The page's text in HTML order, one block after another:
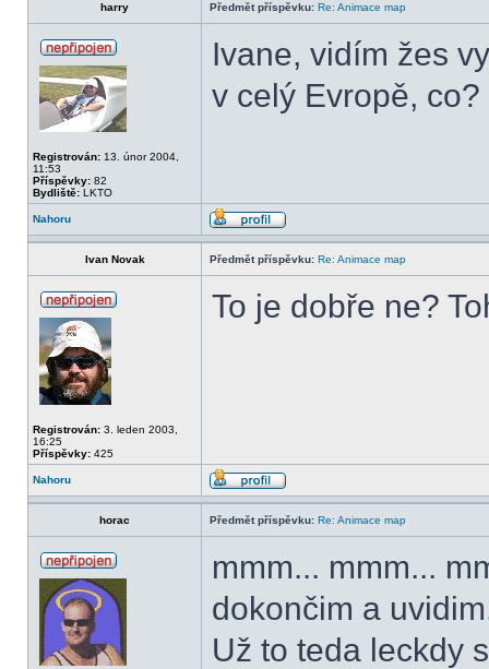
harry Předmět příspěvku: Re: Animace map
Registrován: 13. únor 2004,
11:53
Příspěvky: 82
Bydliště: LKTO
Ivane, vidím žes
v celý Evropě,
Nahoru
Ivan Novak Předmět příspěvku: Re: Animace map
Registrován: 3. leden 2003,
16:25
Příspěvky: 425
To je dobře ne?
Nahoru
horac Předmět příspěvku: Re: Animace map
mmm... mmm...
dokončim a
Už to teda leckdy